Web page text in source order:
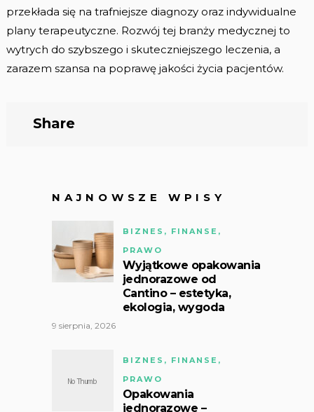
przekłada się na trafniejsze diagnozy oraz indywidualne
plany terapeutyczne. Rozwój tej branży medycznej to
wytrych do szybszego i skuteczniejszego leczenia, a
zarazem szansa na poprawę jakości życia pacjentów.
Share
NAJNOWSZE WPISY
BIZNES, FINANSE,
PRAWO
Wyjątkowe opakowania
jednorazowe od
Cantino – estetyka,
ekologia, wygoda
9 sierpnia, 2026
BIZNES, FINANSE,
PRAWO
Opakowania
jednorazowe –